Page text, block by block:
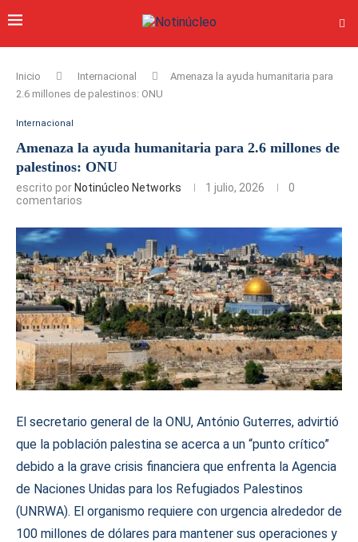
Inicio Internacional
Amenaza la ayuda humanitaria para
2.6 millones de palestinos: ONU
Internacional
Amenaza la ayuda humanitaria para 2.6 millones de
palestinos: ONU
escrito por Notinúcleo Networks 1 julio, 2026
0
comentarios
El secretario general de la ONU, António Guterres, advirtió
que la población palestina se acerca a un “punto crítico”
debido a la grave crisis financiera que enfrenta la Agencia
de Naciones Unidas para los Refugiados Palestinos
(UNRWA). El organismo requiere con urgencia alrededor de
100 millones de dólares para mantener sus operaciones y